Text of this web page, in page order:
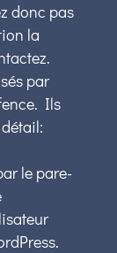
donc pas
la
par
Ils
le pare-